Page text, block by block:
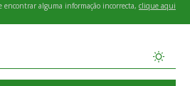
encontrar alguma informação incorrecta, clique aqui